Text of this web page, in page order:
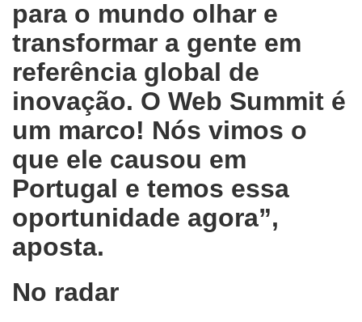
para o mundo olhar e
transformar a gente em
referência global de
inovação. O Web Summit é
um marco! Nós vimos o
que ele causou em
Portugal e temos essa
oportunidade agora”,
aposta.
No radar